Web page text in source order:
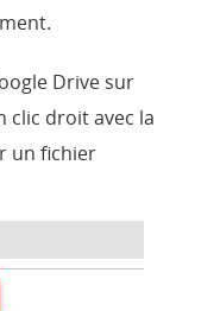
Drive sur
clic droit avec la
un fichier